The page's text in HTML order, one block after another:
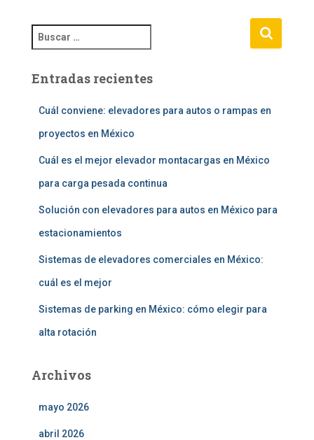
u
c
Entradas recientes
Cuál conviene: elevadores para autos o rampas en
proyectos en México
Cuál es el mejor elevador montacargas en México
para carga pesada continua
Solución con elevadores para autos en México para
estacionamientos
Sistemas de elevadores comerciales en México:
cuál es el mejor
Sistemas de parking en México: cómo elegir para
alta rotación
Archivos
mayo 2026
abril 2026